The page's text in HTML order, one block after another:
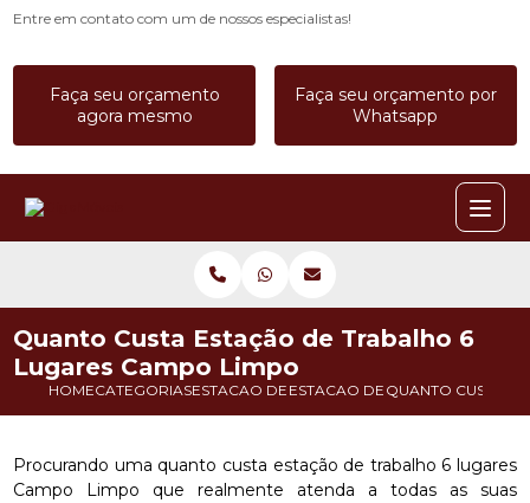
Entre em contato com um de nossos especialistas!
Faça seu orçamento
agora mesmo
Faça seu orçamento por
Whatsapp
HOMECATEGORIASESTACAO DE TRABALHOESTACAO DE TRABALHO CALL
QUANTO CUSTA
Quanto Custa Estação de Trabalho 6
Lugares Campo Limpo
Procurando uma quanto custa estação de trabalho 6 lugares
Campo Limpo que realmente atenda a todas as suas